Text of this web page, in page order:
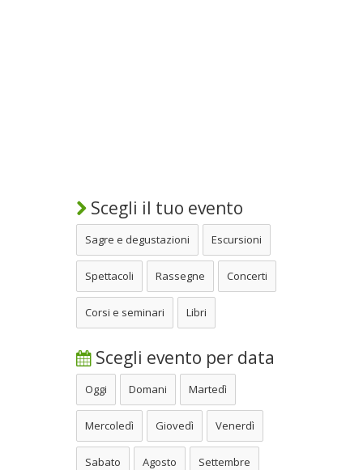
Scegli il tuo evento
Sagre e degustazioni Escursioni
Spettacoli Rassegne Concerti
Corsi e seminari Libri
Scegli evento per data
Oggi Domani Martedì
Mercoledì Giovedì Venerdì
Sabato Agosto Settembre